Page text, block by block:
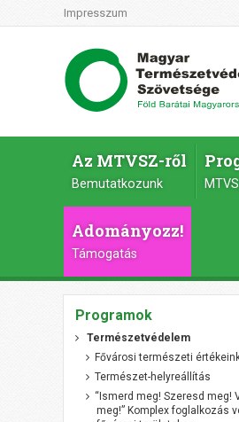
Impresszum
Az MTVSZ-ről
Bemutatkozunk
Adományozz!
Támogatás
Programok
Természetvédelem
Fővárosi természeti
Természet-helyreállítás
“Ismerd meg! Szeresd meg!
meg!” Komplex foglalkozás